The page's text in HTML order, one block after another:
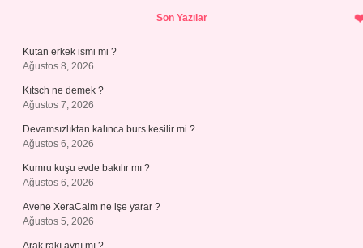
Son Yazılar
Kutan erkek ismi mi ?
Ağustos 8, 2026
Kıtsch ne demek ?
Ağustos 7, 2026
Devamsızlıktan kalınca burs kesilir mi ?
Ağustos 6, 2026
Kumru kuşu evde bakılır mı ?
Ağustos 6, 2026
Avene XeraCalm ne işe yarar ?
Ağustos 5, 2026
Arak rakı aynı mı ?